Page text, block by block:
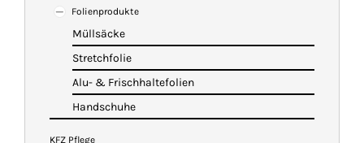
Folienprodukte
Müllsäcke
Stretchfolie
Alu- & Frischhaltefolien
Handschuhe
KFZ Pflege